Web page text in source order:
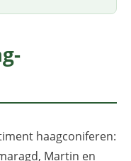
haagconiferen:
Martin en